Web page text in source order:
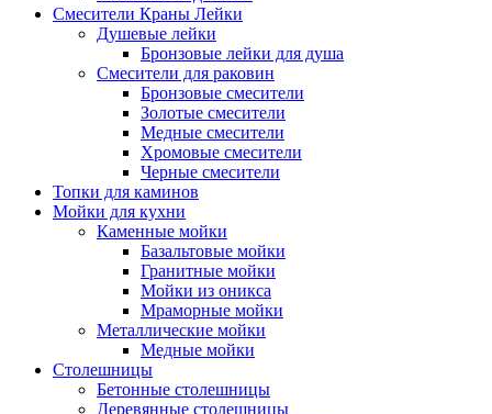
Смесители Краны Лейки
Душевые лейки
Бронзовые лейки для душа
Смесители для раковин
Бронзовые смесители
Золотые смесители
Медные смесители
Хромовые смесители
Черные смесители
Топки для каминов
Мойки для кухни
Каменные мойки
Базальтовые мойки
Гранитные мойки
Мойки из оникса
Мраморные мойки
Металлические мойки
Медные мойки
Столешницы
Бетонные столешницы
Деревянные столешницы